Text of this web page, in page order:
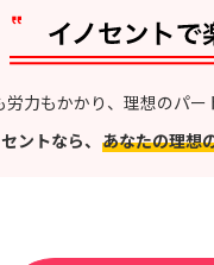
労力もかかり、理想のパ
ントなら、 あなたの理想